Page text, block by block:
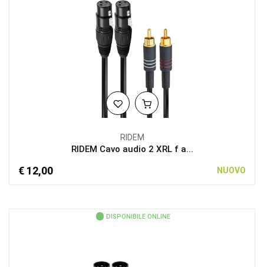
RIDEM
RIDEM Cavo audio 2 XRL f a...
€ 12,00 NUOVO
DISPONIBILE ONLINE